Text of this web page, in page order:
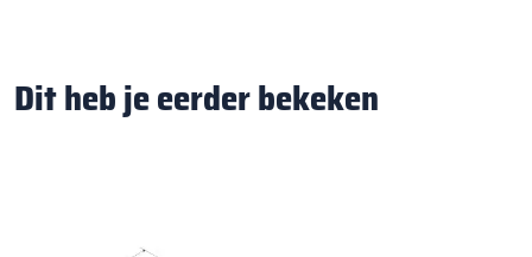
Dit heb je eerder bekeken